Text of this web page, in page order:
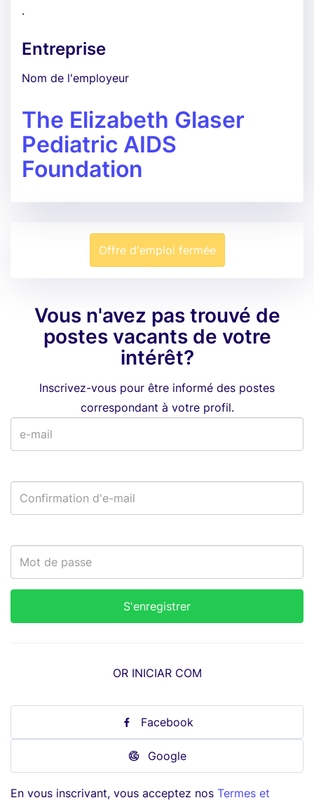
.
Entreprise
Nom de l'employeur
The Elizabeth Glaser
Pediatric AIDS
Foundation
Offre d'emploi fermée
Vous n'avez pas trouvé de
postes vacants de votre
intérêt?
Inscrivez-vous pour être informé des postes
correspondant à votre profil.
OR INICIAR COM
Facebook
Google
En vous inscrivant, vous acceptez nos Termes et